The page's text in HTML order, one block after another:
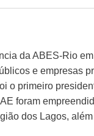
da ABES-Rio
e empresas
primeiro
foram
dos Lagos,